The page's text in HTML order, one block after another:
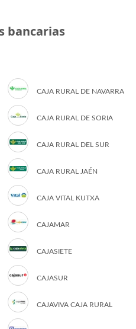
bancarias
CAJA RURAL DE NAVARRA
CAJA RURAL DE SORIA
CAJA RURAL DEL SUR
CAJA RURAL JAÉN
CAJA VITAL KUTXA
CAJAMAR
CAJASIETE
CAJASUR
CAJAVIVA CAJA RURAL